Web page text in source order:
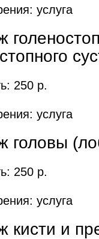
услуга
250 р.
услуга
головы
250 р.
услуга
кисти и